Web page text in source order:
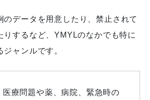
のデータを用意したり、禁止されて
りするなど、YMYLのなかでも特に
ャンルです。
医療問題や薬、病院、緊急時の